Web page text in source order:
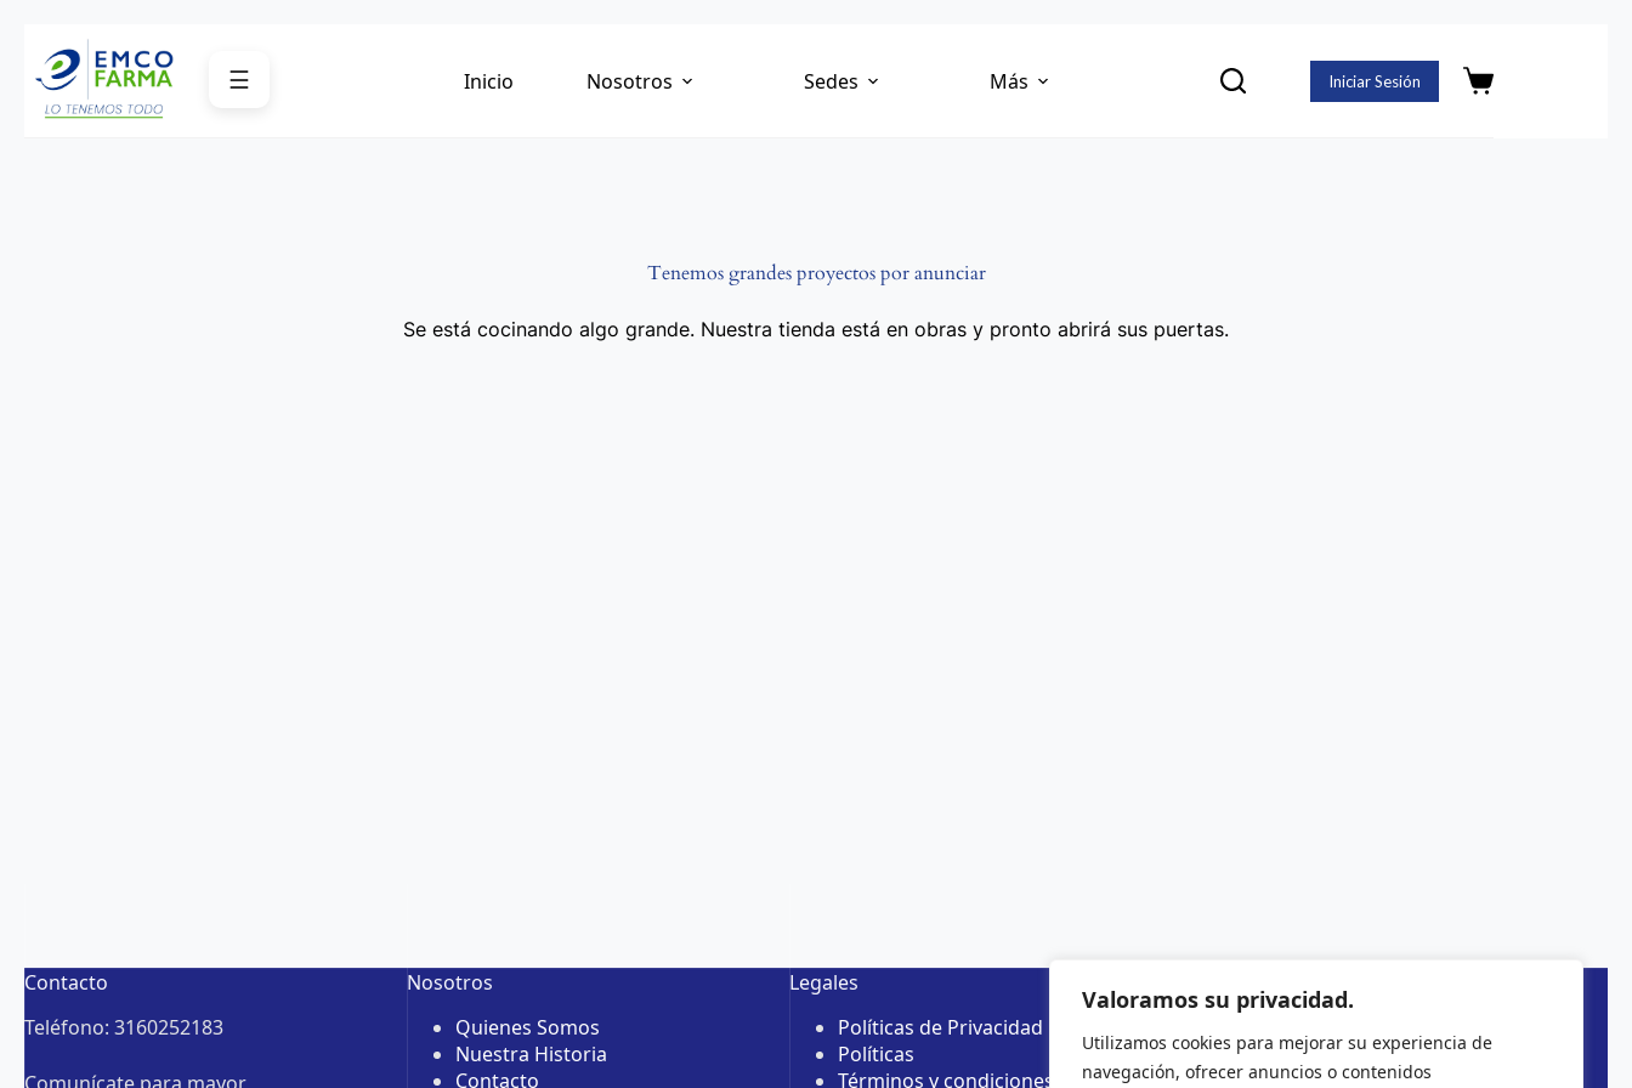
Valoramos su privacidad.
Utilizamos cookies para mejorar su experiencia de
navegación, ofrecer anuncios o contenidos
contenido
☰ Inicio Nosotros Sedes Más Iniciar Sesión
Carro
Tenemos grandes proyectos por anunciar
Se está cocinando algo grande. Nuestra tienda está en obras y pronto abrirá sus puertas.
Contacto
Teléfono: 3160252183
Nosotros
Quienes Somos
Nuestra Historia
Contacto
Legales
Políticas de Privacidad
Políticas
Términos y condiciones